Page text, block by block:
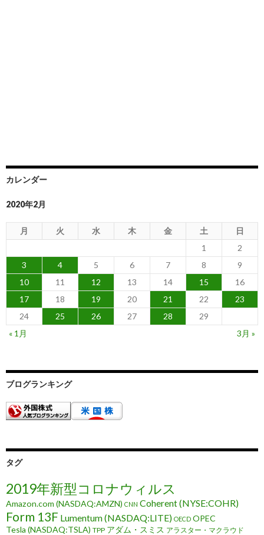
カレンダー
2020年2月
月 火 水 木 金 土
日
1
2
3
4 5 6 7 8
9
10
11 12 13 14 15
16
17
18 19 20 21 22
23
24
25 26 27 28
29
« 1月
3月 »
ブログランキング
タグ
2019年新型コロナウィルス
Amazon.com (NASDAQ:AMZN) CNN Coherent (NYSE:COHR)
Form 13F Lumentum (NASDAQ:LITE) OECD OPEC
Tesla (NASDAQ:TSLA) TPP アダム・スミス アラスター・マクラウド